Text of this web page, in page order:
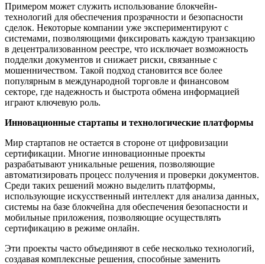
Примером может служить использование блокчейн-
технологий для обеспечения прозрачности и безопасности
сделок. Некоторые компании уже экспериментируют с
системами, позволяющими фиксировать каждую транзакцию
в децентрализованном реестре, что исключает возможность
подделки документов и снижает риски, связанные с
мошенничеством. Такой подход становится все более
популярным в международной торговле и финансовом
секторе, где надежность и быстрота обмена информацией
играют ключевую роль.
Инновационные стартапы и технологические платформы
Мир стартапов не остается в стороне от цифровизации
сертификации. Многие инновационные проекты
разрабатывают уникальные решения, позволяющие
автоматизировать процесс получения и проверки документов.
Среди таких решений можно выделить платформы,
использующие искусственный интеллект для анализа данных,
системы на базе блокчейна для обеспечения безопасности и
мобильные приложения, позволяющие осуществлять
сертификацию в режиме онлайн.
Эти проекты часто объединяют в себе несколько технологий,
создавая комплексные решения, способные заменить